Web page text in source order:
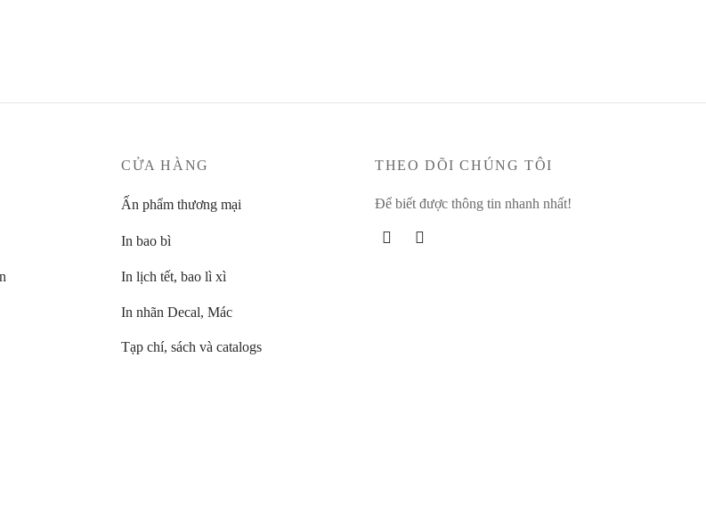
CỬA HÀNG
Ấn phẩm thương mại
In bao bì
In lịch tết, bao lì xì
In nhãn Decal, Mác
Tạp chí, sách và catalogs
THEO DÕI CHÚNG TÔI
Để biết được thông tin nhanh nhất!